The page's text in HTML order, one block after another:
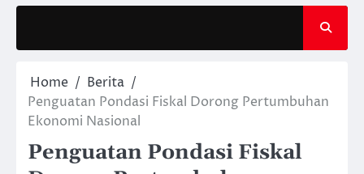
Home
Berita
Penguatan Pondasi Fiskal Dorong Pertumbuhan
Ekonomi Nasional
Penguatan Pondasi Fiskal